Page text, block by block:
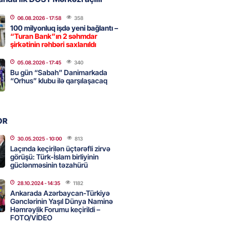
37,6 milyon, Rusiyada 16,7
Azərbaycanlıların yemək
yeni səfirimiz kimdir? –
Səudiyyə Ərəbistanı və
arasında Məkkə müdafiə
- 15:15 132
06.08.2026- 17:58 358
100 milyonluq işdə yeni bağlantı –
“Turan Bank”ın 2 səhmdar
şirkətinin rəhbəri saxlanıldı
05.08.2026- 17:45 340
Bu gün “Sabah” Danimarkada
“Orhus” klubu ilə qarşılaşacaq
30.05.2025- 10:00 813
Laçında keçirilən üçtərəfli zirvə
görüşü: Türk-İslam birliyinin
güclənməsinin təzahürü
28.10.2024- 14:35 1182
Ankarada Azərbaycan-Türkiyə
Gənclərinin Yaşıl Dünya Naminə
Həmrəylik Forumu keçirildi –
FOTO/VİDEO